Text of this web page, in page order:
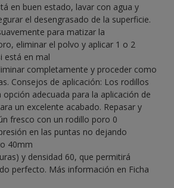
en buen estado, lavar con agua y
el desengrasado de la superficie.
para matizar la
eliminar el polvo y aplicar 1 o 2
está en mal
completamente y proceder como
Consejos de aplicación: Los rodillos
adecuada para la aplicación de
un excelente acabado. Repasar y
fresco con un rodillo poro 0
en las puntas no dejando
40mm
y densidad 60, que permitirá
perfecto. Más información en Ficha